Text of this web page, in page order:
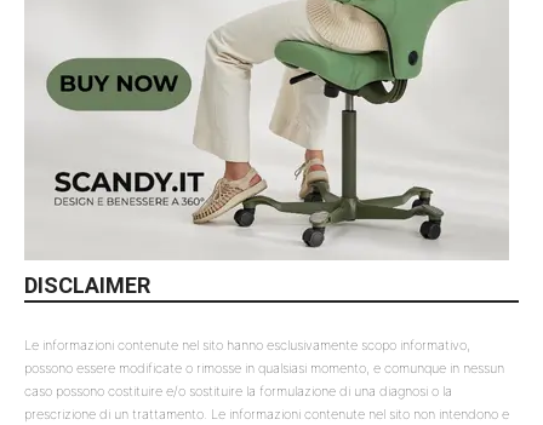
DISCLAIMER
Le informazioni contenute nel sito hanno esclusivamente scopo informativo,
possono essere modificate o rimosse in qualsiasi momento, e comunque in nessun
caso possono costituire e/o sostituire la formulazione di una diagnosi o la
prescrizione di un trattamento. Le informazioni contenute nel sito non intendono e